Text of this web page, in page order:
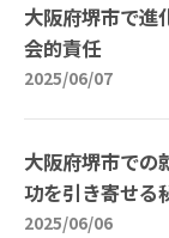
大阪府堺市で進
会的責任
2025/06/07
大阪府堺市での
功を引き寄せる
2025/06/06